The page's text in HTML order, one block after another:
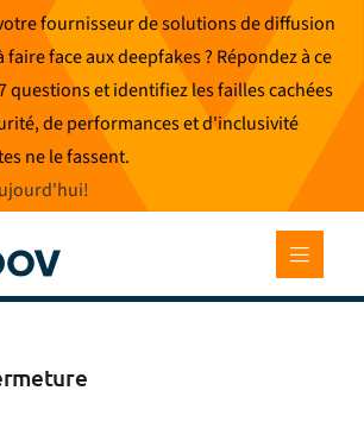
fournisseur de solutions de diffusion
face aux deepfakes ? Répondez à ce
questions et identifiez les failles cachées
de performances et d'inclusivité
ne le fassent.
!